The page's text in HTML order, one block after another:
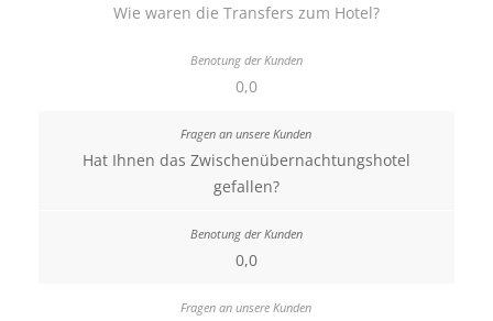
Wie waren die Transfers zum Hotel?
0,0
Hat Ihnen das Zwischenübernachtungshotel
gefallen?
0,0